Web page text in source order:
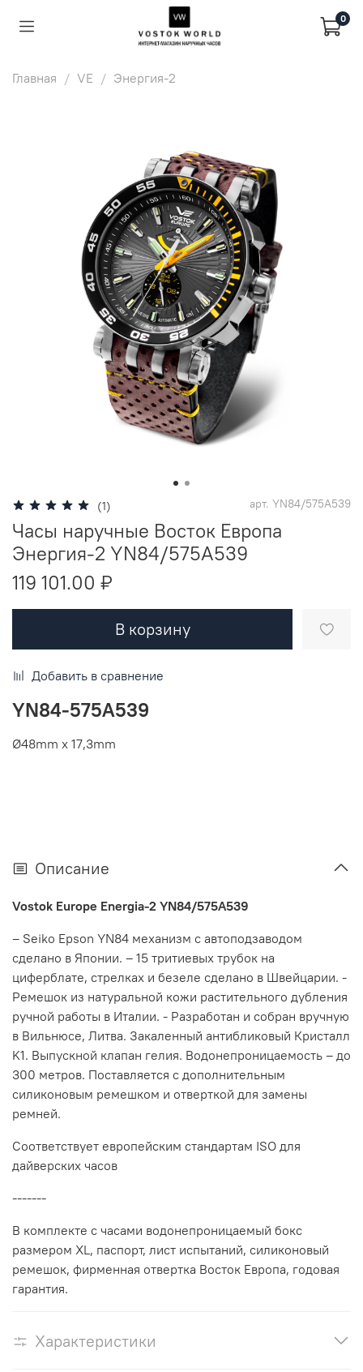
0
Главная VE Энергия-2
(1) арт. YN84/575A539
Часы наручные Восток Европа
Энергия-2 YN84/575A539
119 101.00 ₽
В корзину
Добавить в сравнение
YN84-575A539
Ø48mm x 17,3mm
Описание
Vostok Europe Energia-2 YN84/575A539
– Seiko Epson YN84 механизм с автоподзаводом
сделано в Японии. – 15 тритиевых трубок на
циферблате, стрелках и безеле сделано в Швейцарии. -
Ремешок из натуральной кожи растительного дубления
ручной работы в Италии. - Разработан и собран вручную
в Вильнюсе, Литва. Закаленный антибликовый Кристалл
K1. Выпускной клапан гелия. Водонепроницаемость – до
300 метров. Поставляется с дополнительным
силиконовым ремешком и отверткой для замены
ремней.
Соответствует европейским стандартам ISO для
дайверских часов
-------
В комплекте с часами водонепроницаемый бокс
размером XL, паспорт, лист испытаний, силиконовый
ремешок, фирменная отвертка Восток Европа, годовая
гарантия.
Характеристики